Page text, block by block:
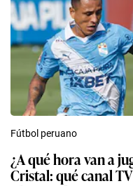
Fútbol peruano
¿A qué hora van a
Cristal: qué canal